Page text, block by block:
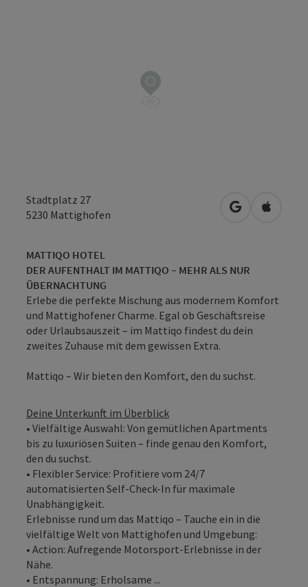
Stadtplatz 27
5230 Mattighofen in Google
in
MATTIQO HOTEL
DER AUFENTHALT IM MATTIQO – MEHR ALS NUR
ÜBERNACHTUNG
Erlebe die perfekte Mischung aus modernem Komfort
und Mattighofener Charme. Egal ob Geschäftsreise
oder Urlaubsauszeit – im Mattiqo findest du dein
zweites Zuhause mit dem gewissen Extra.
Mattiqo – Wir bieten den Komfort, den du suchst.
Deine Unterkunft im Überblick
• Vielfältige Auswahl: Von gemütlichen Apartments
bis zu luxuriösen Suiten – finde genau den Komfort,
den du suchst.
• Flexibler Service: Profitiere vom 24/7
automatisierten Self-Check-In für maximale
Unabhängigkeit.
Erlebnisse rund um das Mattiqo – Tauche ein in die
vielfältige Welt von Mattighofen und Umgebung:
• Action: Aufregende Motorsport-Erlebnisse in der
Nähe.
• Entspannung: Erholsame ...